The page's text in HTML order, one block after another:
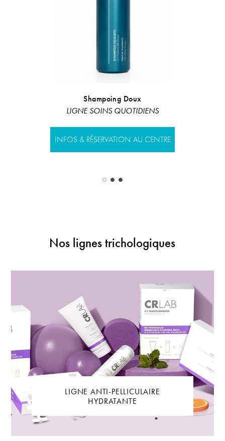
Shampoing Doux
LIGNE SOINS QUOTIDIENS
INFOS & RÉSERVATION AU CENTRE
Nos lignes trichologiques
LIGNE ANTI-PELLICULAIRE
HYDRATANTE